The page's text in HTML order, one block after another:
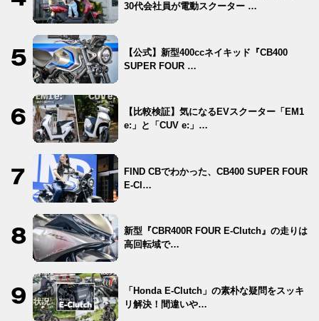
30代会社員が電動スクーター …
【公式】新型400ccネイキッド『CB400
SUPER FOUR …
【比較検証】気になるEVスクーター「EM1
e:」と「CUV e:」…
FIND CBでわかった、CB400 SUPER FOUR
E-Cl…
新型『CBR400R FOUR E-Clutch』の走りは
高回転域で…
「Honda E-Clutch」の素朴な疑問をスッキ
リ解決！間違いや…